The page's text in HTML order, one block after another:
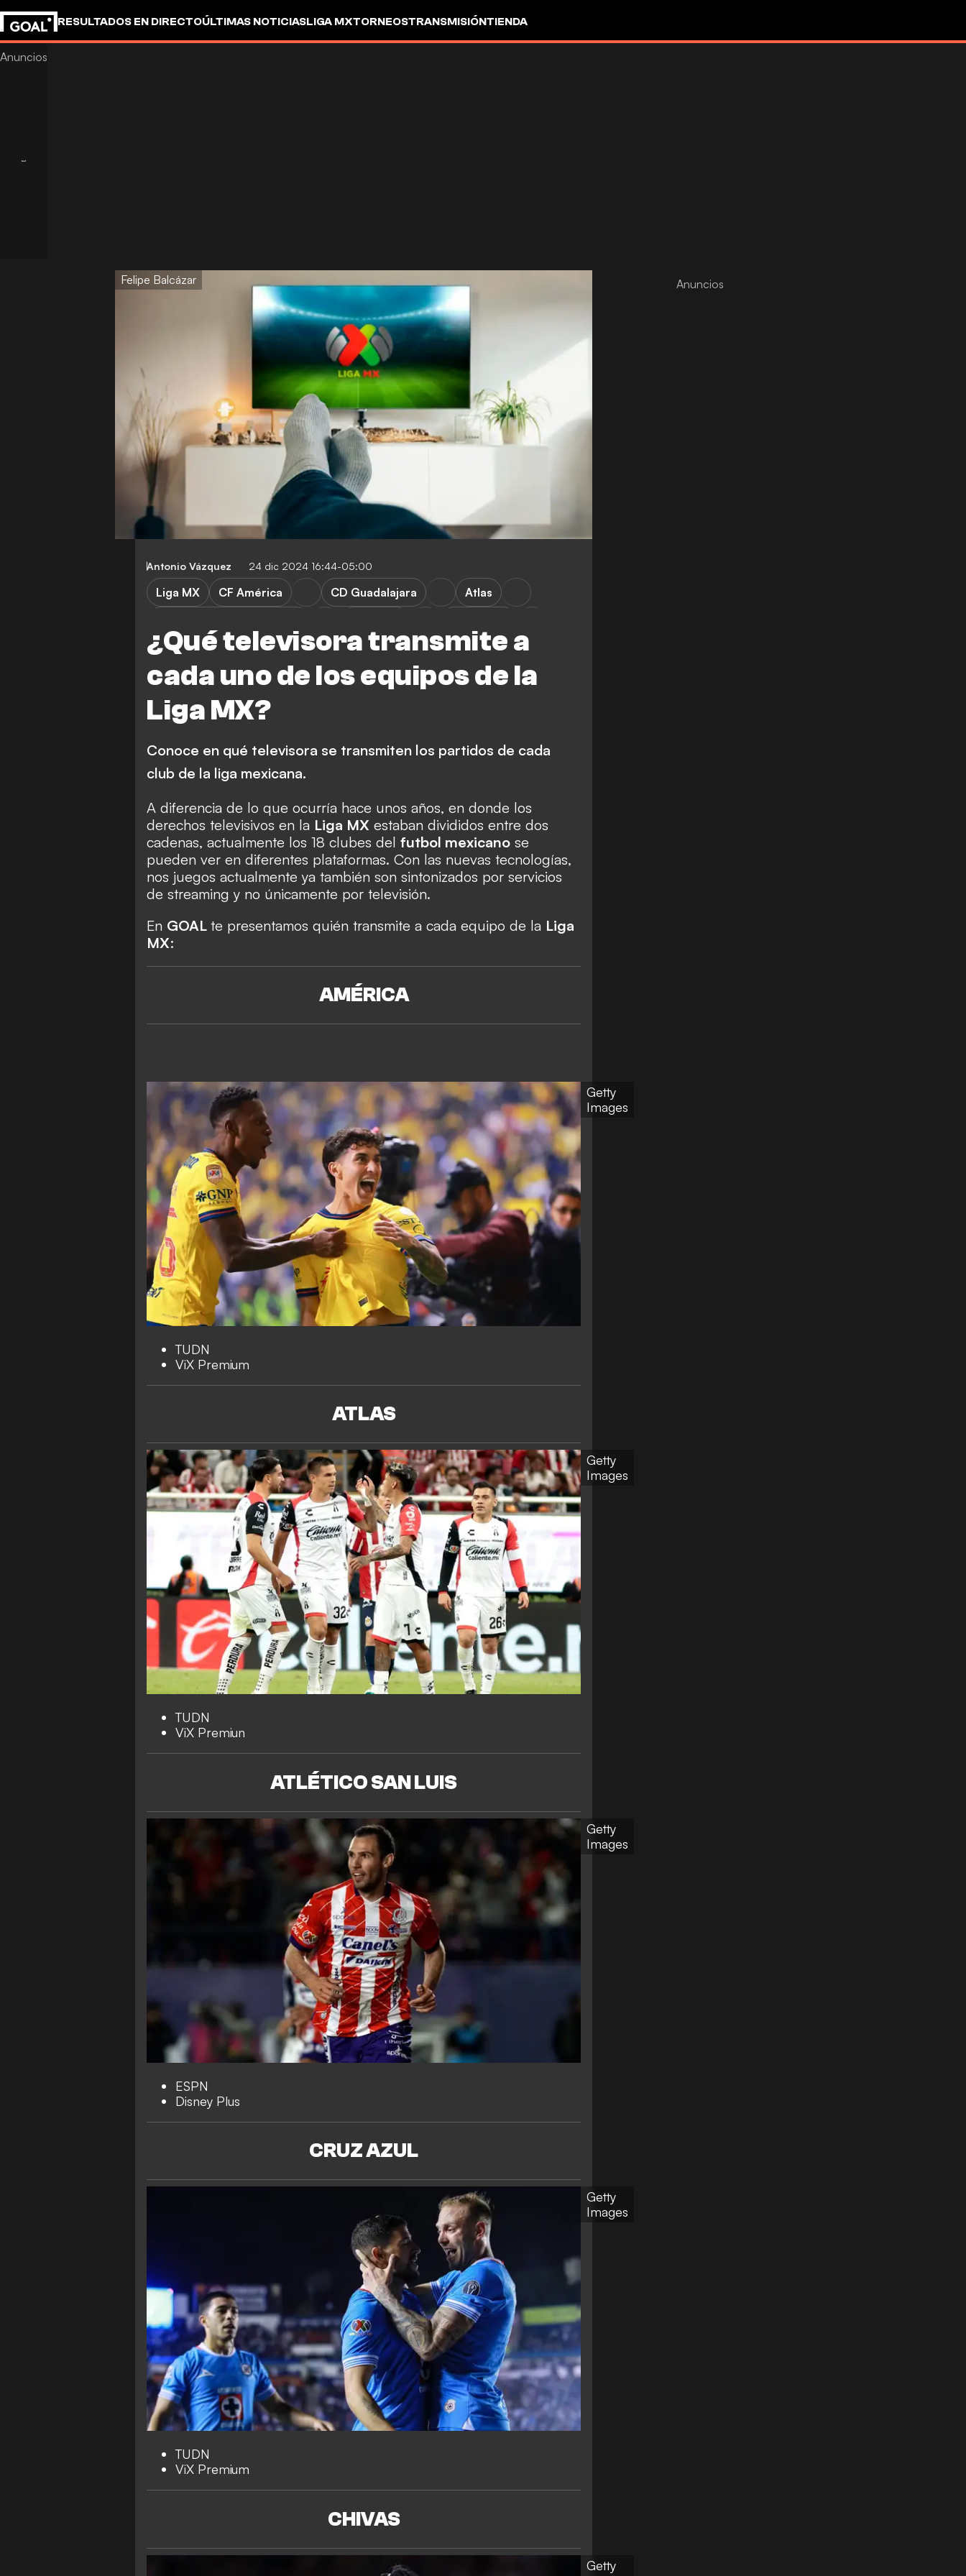
RESULTADOS EN DIRECTOÚLTIMAS NOTICIASLIGA MXTORNEOSTRANSMISIÓNTIENDA
Felipe Balcázar
Antonio Vázquez 24 dic 2024 16:44-05:00
¿Qué televisora transmite a
cada uno de los equipos de la
Liga MX?
Liga MX CF América CD Guadalajara
Atlas
Tigres
Toluca Pachuca León
Tijuana
Mazatlan FC
Santos Laguna
Puebla
Querétaro FC
Conoce en qué televisora se transmiten los partidos de cada
club de la liga mexicana.
A diferencia de lo que ocurría hace unos años, en donde los
derechos televisivos en la Liga MX estaban divididos entre dos
cadenas, actualmente los 18 clubes del futbol mexicano se
pueden ver en diferentes plataformas. Con las nuevas tecnologías,
nos juegos actualmente ya también son sintonizados por servicios
de streaming y no únicamente por televisión.
En GOAL te presentamos quién transmite a cada equipo de la Liga
MX:
AMÉRICA
Getty
Images
TUDN
ViX Premium
ATLAS
Getty
Images
TUDN
ViX Premiun
ATLÉTICO SAN LUIS
Getty
Images
ESPN
Disney Plus
CRUZ AZUL
Getty
Images
TUDN
ViX Premium
CHIVAS
Getty